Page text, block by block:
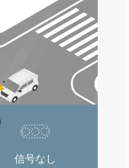
信号なし